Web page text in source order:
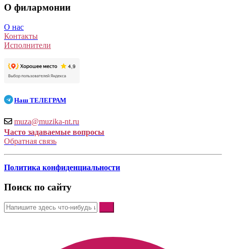
О филармонии
О нас
Контакты
Исполнители
Наш ТЕЛЕГРАМ
muza@muzika-nt.ru
Часто задаваемые вопросы
Обратная связь
Политика конфиденциальности
Поиск по сайту